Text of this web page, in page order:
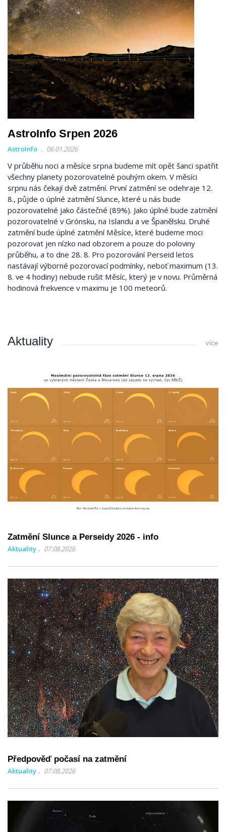
AstroInfo Srpen 2026
AstroInfo 06.01.2026
V průběhu noci a měsíce srpna budeme mít opět šanci spatřit
všechny planety pozorovatelné pouhým okem. V měsíci
srpnu nás čekají dvě zatmění. První zatmění se odehraje 12.
8., půjde o úplné zatmění Slunce, které u nás bude
pozorovatelné jako částečné (89%). Jako úplné bude zatmění
pozorovatelné v Grónsku, na Islandu a ve Španělsku. Druhé
zatmění bude úplné zatmění Měsíce, které budeme moci
pozorovat jen nízko nad obzorem a pouze do poloviny
průběhu, a to dne 28. 8. Pro pozorování Perseid letos
nastávají výborné pozorovací podmínky, neboť maximum (13.
8. ve 4 hodiny) nebude rušit Měsíc, který je v novu. Průměrná
hodinová frekvence v maximu je 100 meteorů.
Aktuality více
Zatmění Slunce a Perseidy 2026 - info
Aktuality 07.08.2026
Předpověď počasí na zatmění
Aktuality 07.08.2026